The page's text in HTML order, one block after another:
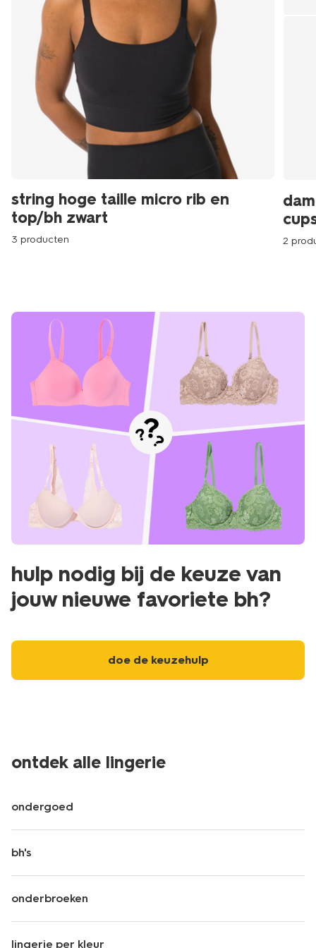
string hoge taille micro rib en
top/bh zwart
3 producten 2
hulp nodig bij de keuze van
jouw nieuwe favoriete bh?
doe de keuzehulp
ontdek alle lingerie
ondergoed
bh's
onderbroeken
lingerie per kleur